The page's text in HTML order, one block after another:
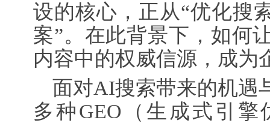
设的核心，正从“优化搜
案”。在此背景下，如何
内容中的权威信源，成为
面对AI搜索带来的机遇
多种GEO（生成式引